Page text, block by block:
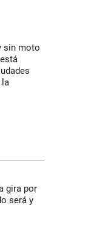
sin moto
la
gira por
será y